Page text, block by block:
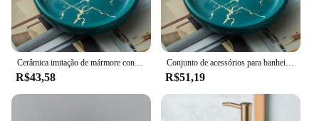
R$43,58
Conjunto de acessórios para banheiro, preto, dourado, mármore, com suporte para escova de dentes, dispensador de loção, saboneteira, organizador de casa
R$51,19